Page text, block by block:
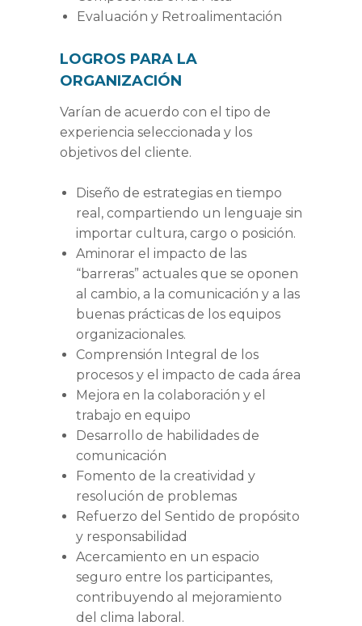
LOGROS PARA LA
ORGANIZACIÓN
Varían de acuerdo con el tipo de
experiencia seleccionada y los
objetivos del cliente.
Diseño de estrategias en tiempo
real, compartiendo un lenguaje sin
importar cultura, cargo o posición.
Aminorar el impacto de las
“barreras” actuales que se oponen
al cambio, a la comunicación y a las
buenas prácticas de los equipos
organizacionales.
Comprensión Integral de los
procesos y el impacto de cada área
Mejora en la colaboración y el
trabajo en equipo
Desarrollo de habilidades de
comunicación
Fomento de la creatividad y
resolución de problemas
Refuerzo del Sentido de propósito
y responsabilidad
Acercamiento en un espacio
seguro entre los participantes,
contribuyendo al mejoramiento
del clima laboral.
Evaluación y Retroalimentación